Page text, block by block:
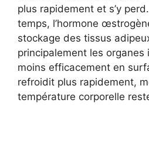
plus rapidement et s’y
temps, l’hormone
stockage des tissus
principalement les organes
moins efficacement en
refroidit plus rapidement,
température corporelle